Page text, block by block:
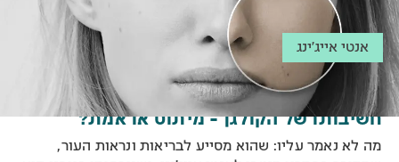
אנטי אייג'ינג
חשיבותו של הקולגן - מיתוס או אמת?
מה לא נאמר עליו: שהוא מסייע לבריאות ונראות העור,